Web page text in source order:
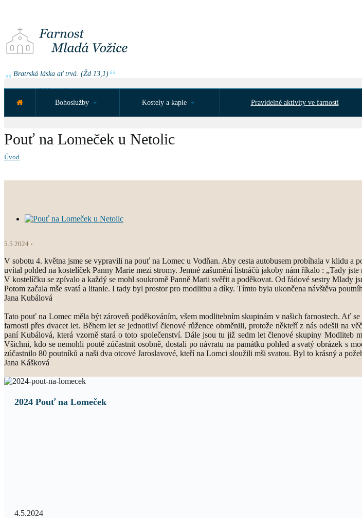
Bratrská láska ať trvá. (Žd 13,1)
Bohoslužby
Kostely a kaple Pravidelné aktivity ve farnosti
Pouť na Lomeček u Netolic
Úvod
5.5.2024
V sobotu 4. května jsme se vypravili na pouť na Lomec u Vodňan. Aby cesta autobusem probíhala v klidu
uvítal pohled na kostelíček Panny Marie mezi stromy. Jemné zašumění listnáčů jakoby nám říkalo : „Tady jste
V kostelíčku se zpívalo a každý se mohl soukromě Panně Marii svěřit a poděkovat. Od řádové sestry Mlady
Potom začala mše svatá a litanie. I tady byl prostor pro modlitbu a díky. Tímto byla ukončena návštěva
Jana Kubálová
Tato pouť na Lomec měla být zároveň poděkováním, všem modlitebním skupinám v našich farnostech. Ať
farnosti přes dvacet let. Během let se jednotliví členové růžence obměnili, protože někteří z nás odešli na
paní Kubálová, která vzorně stará o toto společenství. Dále jsou tu již sedm let členové skupiny
Všichni, kdo se nemohli poutě zúčastnit osobně, dostali po návratu na památku pohled a svatý obrázek s
zúčastnilo 80 poutníků a naši dva otcové Jaroslavové, kteří na Lomci sloužili mši svatou. Byl to krásný a
Jana Kášková
2024 Pouť na Lomeček
4.5.2024